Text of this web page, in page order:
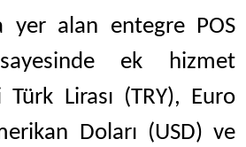
yer alan entegre POS
ek hizmet
Lirası (TRY), Euro
Doları (USD) ve